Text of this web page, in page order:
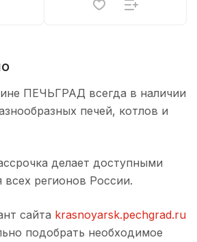
ПЕЧЬГРАД всегда в наличии
печей, котлов и
делает доступными
всех регионов России.
сайта krasnoyarsk.pechgrad.ru
подобрать необходимое